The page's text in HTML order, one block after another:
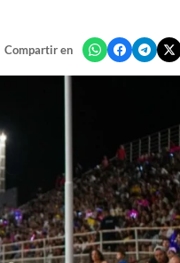
Compartir en